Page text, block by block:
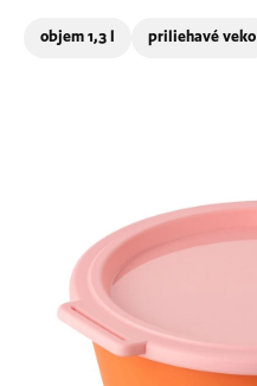
objem 1,3 l priliehavé veko